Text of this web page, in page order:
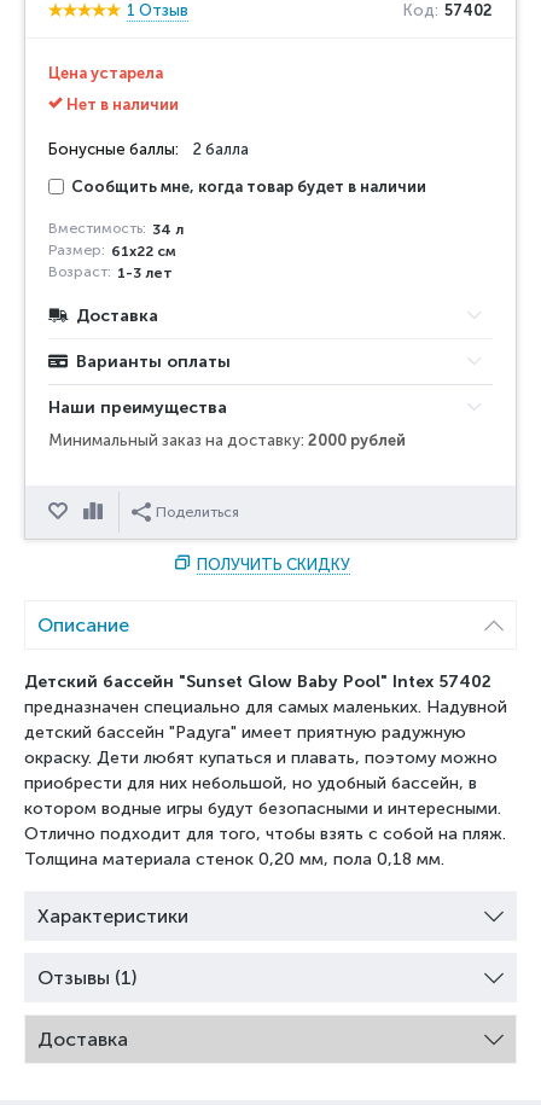
1 Отзыв Код: 57402
Цена устарела
Нет в наличии
Бонусные баллы: 2 балла
Сообщить мне, когда товар будет в наличии
Вместимость: 34 л
Размер: 61х22 см
Возраст: 1-3 лет
Доставка
Варианты оплаты
Наши преимущества
Минимальный заказ на доставку: 2000 рублей
ОтложитьСравнитьПоделиться
ПОЛУЧИТЬ СКИДКУ
Описание
Детский бассейн "Sunset Glow Baby Pool" Intex 57402
предназначен специально для самых маленьких. Надувной
детский бассейн "Радуга" имеет приятную радужную
окраску. Дети любят купаться и плавать, поэтому можно
приобрести для них небольшой, но удобный бассейн, в
котором водные игры будут безопасными и интересными.
Отлично подходит для того, чтобы взять с собой на пляж.
Толщина материала стенок 0,20 мм, пола 0,18 мм.
Характеристики
Отзывы (1)
Доставка